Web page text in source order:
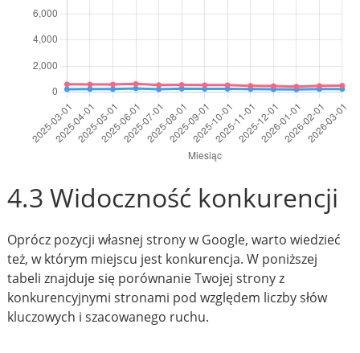
4.3 Widoczność konkurencji
Oprócz pozycji własnej strony w Google, warto wiedzieć
też, w którym miejscu jest konkurencja. W poniższej
tabeli znajduje się porównanie Twojej strony z
konkurencyjnymi stronami pod względem liczby słów
kluczowych i szacowanego ruchu.